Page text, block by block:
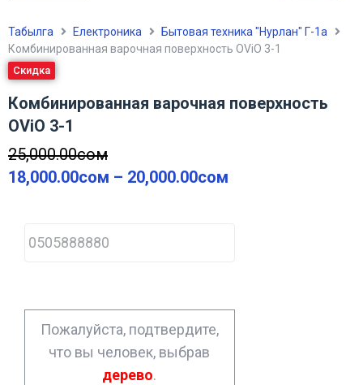
Табылга Електроника
Бытовая техника "Нурлан" Г-1а
Комбинированная варочная поверхность OViO 3-1
Скидка
Комбинированная варочная поверхность
OViO 3-1
25,000.00сом
18,000.00сом – 20,000.00сом
h
o
*
Пожалуйста, подтвердите,
что вы человек, выбрав
дерево.